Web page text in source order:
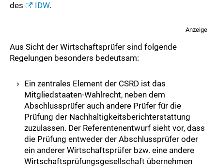
des
IDW.
Anzeige
Aus Sicht der Wirtschaftsprüfer sind folgende
Regelungen besonders bedeutsam:
Ein zentrales Element der CSRD ist das
Mitgliedstaaten-Wahlrecht, neben dem
Abschlussprüfer auch andere Prüfer für die
Prüfung der Nachhaltigkeitsberichterstattung
zuzulassen. Der Referentenentwurf sieht vor, dass
die Prüfung entweder der Abschlussprüfer oder
ein anderer Wirtschaftsprüfer bzw. eine andere
Wirtschaftsprüfungsgesellschaft übernehmen